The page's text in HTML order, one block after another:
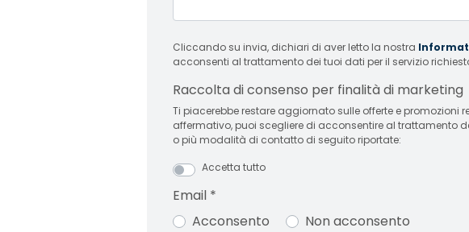
Cliccando su invia, dichiari di aver letto la nostra
acconsenti al trattamento dei tuoi dati per il servizio
Raccolta di consenso per finalità di marketing
Ti piacerebbe restare aggiornato sulle offerte e promozioni
affermativo, puoi scegliere di acconsentire al trattamento
o più modalità di contatto di seguito riportate:
Accetta tutto
Email *
Acconsento
Non acconsento